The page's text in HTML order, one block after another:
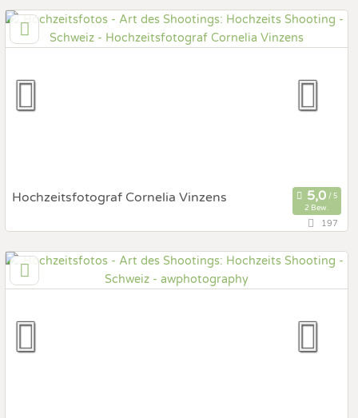
8280 Kreuzlingen, Zürich, Schweiz
Art des Shootings:
Prewedding Shooting
Fotobox mit Zubehör
Hochzeitsfotograf Cornelia Vinzens
2 Bew.
Art des Shootings:
Prewedding Shooting
Hochzeits Shooting
Fotostory
Fotobox mit Zubehör
197